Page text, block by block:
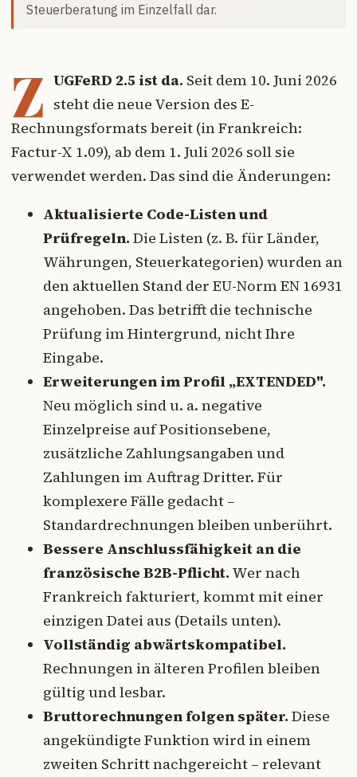
Steuerberatung im Einzelfall dar.
Z UGFeRD 2.5 ist da. Seit dem 10. Juni 2026
steht die neue Version des E-
Rechnungsformats bereit (in Frankreich:
Factur-X 1.09), ab dem 1. Juli 2026 soll sie
verwendet werden. Das sind die Änderungen:
Aktualisierte Code-Listen und
Prüfregeln. Die Listen (z. B. für Länder,
Währungen, Steuerkategorien) wurden an
den aktuellen Stand der EU-Norm EN 16931
angehoben. Das betrifft die technische
Prüfung im Hintergrund, nicht Ihre
Eingabe.
Erweiterungen im Profil „EXTENDED".
Neu möglich sind u. a. negative
Einzelpreise auf Positionsebene,
zusätzliche Zahlungsangaben und
Zahlungen im Auftrag Dritter. Für
komplexere Fälle gedacht –
Standardrechnungen bleiben unberührt.
Bessere Anschlussfähigkeit an die
französische B2B-Pflicht. Wer nach
Frankreich fakturiert, kommt mit einer
einzigen Datei aus (Details unten).
Vollständig abwärtskompatibel.
Rechnungen in älteren Profilen bleiben
gültig und lesbar.
Bruttorechnungen folgen später. Diese
angekündigte Funktion wird in einem
zweiten Schritt nachgereicht – relevant